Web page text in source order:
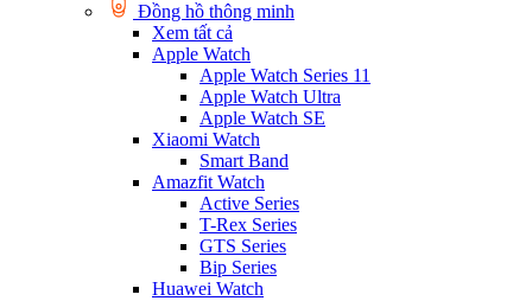
Đồng hồ thông minh
Xem tất cả
Apple Watch
Apple Watch Series 11
Apple Watch Ultra
Apple Watch SE
Xiaomi Watch
Smart Band
Amazfit Watch
Active Series
T-Rex Series
GTS Series
Bip Series
Huawei Watch